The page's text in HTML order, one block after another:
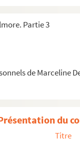
Partie 3
de Marceline
écrite d'Asnières
Descaves et écrite de
Descaves et écrite de
de Favreuil à Boyer
qui est très
de travail
Les dossiers
du
Titre